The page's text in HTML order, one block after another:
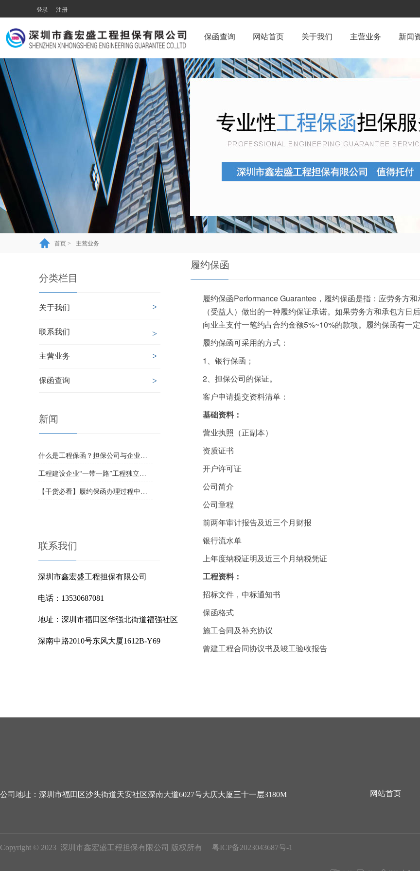
登录 注册
保函查询 网站首页 关于我们 主营业务 新闻
首页 > 主营业务
分类栏目
关于我们
联系我们
主营业务
保函查询
>
>
>
>
新闻
什么是工程保函？担保公司与企业开具的银行保函有什么区别？
工程建设企业“一带一路”工程独立保函法律风险防范
【干货必看】履约保函办理过程中的风险你踩雷了吗
联系我们
深圳市鑫宏盛工程担保有限公司
电话：13530687081
地址：深圳市福田区华强北街道福强社区
深南中路2010号东风大厦1612B-Y69
履约保函
履约保函Performance Guarantee，履约保函是指：应劳务方
（受益人）做出的一种履约保证承诺。如果劳务方和承包方
向业主支付一笔约占合约金额5%~10%的款项。履约保函有一
履约保函可采用的方式：
1、银行保函；
2、担保公司的保证。
客户申请提交资料清单：
基础资料：
营业执照（正副本）
资质证书
开户许可证
公司简介
公司章程
前两年审计报告及近三个月财报
银行流水单
上年度纳税证明及近三个月纳税凭证
工程资料：
招标文件，中标通知书
保函格式
施工合同及补充协议
曾建工程合同协议书及竣工验收报告
公司地址：深圳市福田区沙头街道天安社区深南大道6027号大庆大厦三十一层3180M 网站首页
Copyright © 2023  深圳市鑫宏盛工程担保有限公司 版权所有     粤ICP备2023043687号-1